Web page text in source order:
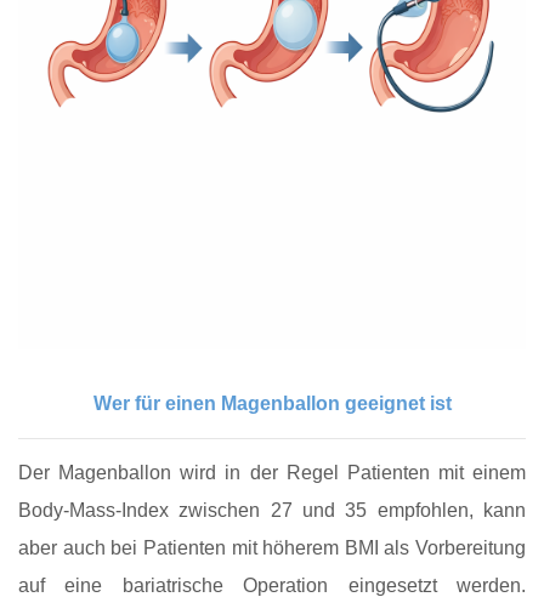
Wer für einen Magenballon geeignet ist
Der Magenballon wird in der Regel Patienten mit einem
Body-Mass-Index zwischen 27 und 35 empfohlen, kann
aber auch bei Patienten mit höherem BMI als Vorbereitung
auf eine bariatrische Operation eingesetzt werden.